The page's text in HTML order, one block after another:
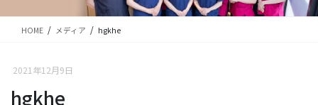
移
HOME メディア hgkhe
2021年12月9日
hgkhe